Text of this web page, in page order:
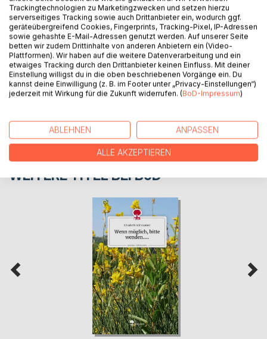
AUTOR/IN
PRESSESTIMMEN
REZENSIONEN
WEITERE TITEL BEIBoD
Trackingtechnologien zu Marketingzwecken und setzen hierzu
serverseitiges Tracking sowie auch Drittanbieter ein, wodurch ggf.
geräteübergreifend Cookies, Fingerprints, Tracking-Pixel, IP-Adressen
sowie gehashte E-Mail-Adressen genutzt werden. Auf unserer Seite
betten wir zudem Drittinhalte von anderen Anbietern ein (Video-
Plattformen). Wir haben auf die weitere Datenverarbeitung und ein
etwaiges Tracking durch den Drittanbieter keinen Einfluss. Mit deiner
Einstellung willigst du in die oben beschriebenen Vorgänge ein. Du
kannst deine Einwilligung (z. B. im Footer unter „Privacy-Einstellungen“)
jederzeit mit Wirkung für die Zukunft widerrufen. (BoD-Impressum)
ABLEHNEN ANPASSEN
ALLE AKZEPTIEREN